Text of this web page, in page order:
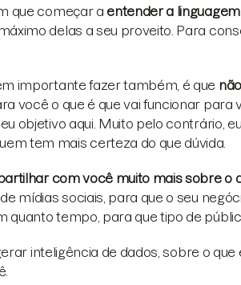
que começar a entender a
delas a seu proveito. Para
importante fazer também, é que
você o que é que vai funcionar para
objetivo aqui. Muito pelo contrário,
tem mais certeza do que dúvida.
com você muito mais sobre o
mídias sociais, para que o seu
quanto tempo, para que tipo de
inteligência de dados, sobre o